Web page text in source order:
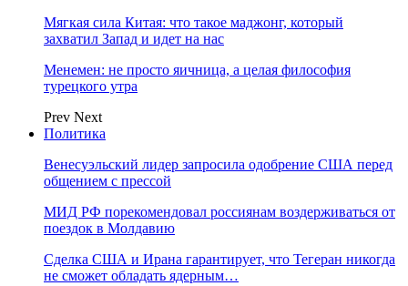
Мягкая сила Китая: что такое маджонг, который
захватил Запад и идет на нас
Менемен: не просто яичница, а целая философия
турецкого утра
Prev Next
Политика
Венесуэльский лидер запросила одобрение США перед
общением с прессой
МИД РФ порекомендовал россиянам воздерживаться от
поездок в Молдавию
Сделка США и Ирана гарантирует, что Тегеран никогда
не сможет обладать ядерным…